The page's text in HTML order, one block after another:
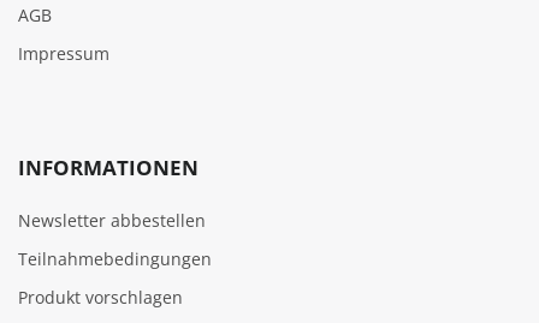
AGB
Impressum
INFORMATIONEN
Newsletter abbestellen
Teilnahmebedingungen
Produkt vorschlagen